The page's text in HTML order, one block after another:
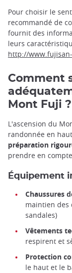
Pour choisir le
recommandé de
fournit des
leurs
http://
Comment
Mont Fuji ?
L'ascension du
randonnée en
préparation
prendre en
Équipement
Chaussures
maintien des
sandales)
Vêtements
respirent et
Protection
le haut et le